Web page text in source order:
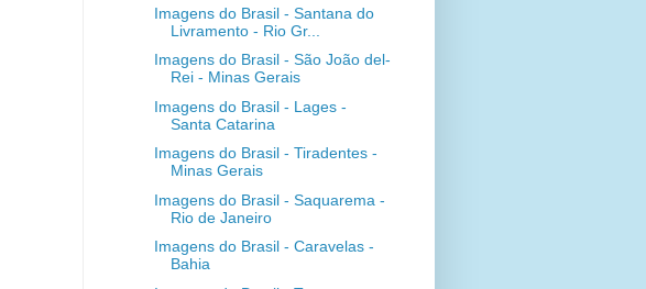
Imagens do Brasil - Santana do
Livramento - Rio Gr...
Imagens do Brasil - São João del-
Rei - Minas Gerais
Imagens do Brasil - Lages -
Santa Catarina
Imagens do Brasil - Tiradentes -
Minas Gerais
Imagens do Brasil - Saquarema -
Rio de Janeiro
Imagens do Brasil - Caravelas -
Bahia